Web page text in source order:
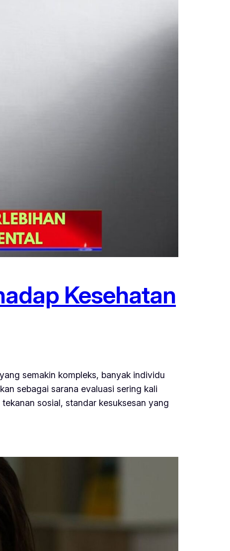
Kesehatan
semakin kompleks, banyak individu
sebagai sarana evaluasi sering kali
sosial, standar kesuksesan yang